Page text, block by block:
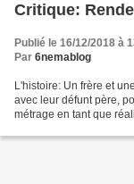
Critique:
Publié le 16/12/2018 à
Par 6nemablog
L'histoire: Un frère et
avec leur défunt père,
métrage en tant que